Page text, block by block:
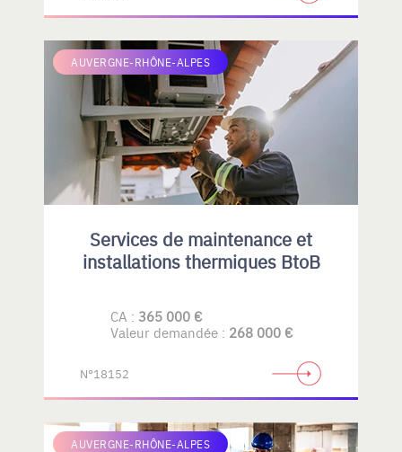
AUVERGNE-RHÔNE-ALPES
Services de maintenance et
installations thermiques BtoB
CA : 365 000 €
Valeur demandée : 268 000 €
N°18152
AUVERGNE-RHÔNE-ALPES